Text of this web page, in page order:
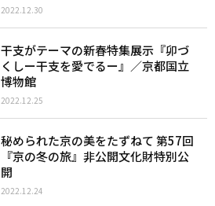
2022.12.30
干支がテーマの新春特集展示『卯づ
くしー干支を愛でるー』／京都国立
博物館
2022.12.25
秘められた京の美をたずねて 第57回
『京の冬の旅』非公開文化財特別公
開
2022.12.24